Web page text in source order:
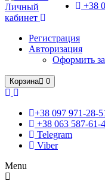
+38
Личный
кабинет
Регистрация
Авторизация
Оформить
Корзина 0
+38 097 971-28-
+38 063 587-61-
Telegram
Viber
Menu